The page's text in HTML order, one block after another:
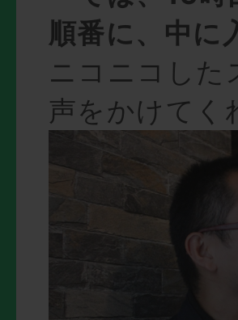
順番に、中に
ニコニコした
声をかけてく